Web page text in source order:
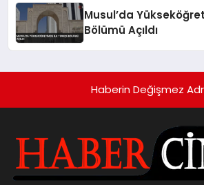
Musul’da
Bölümü Açıldı
Haberin Değişmez